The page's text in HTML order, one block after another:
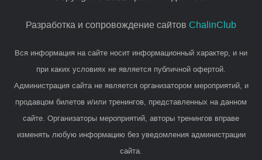
Разработка и сопровождение сайтов ChalinClub
Вся информация на сайте носит информационный характер, и ни
при каких условиях не является публичной офертой.
Администрация сайта не является организатором мероприятий, и
продавцом билетов и/или тренингов, представленных на данном
сайте. Организаторы мероприятий, авторы тренингов вправе
изменять любую информацию без уведомления администрации
сайта.